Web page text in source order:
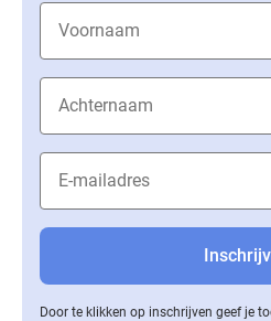
Door te klikken op inschrijven geef je